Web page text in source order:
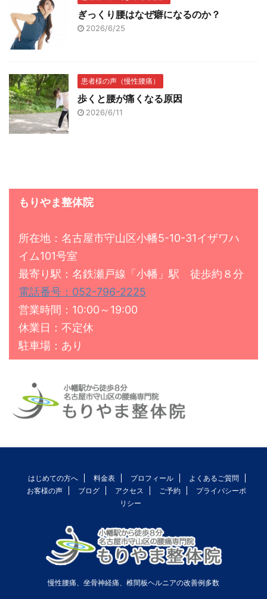
ぎっくり腰はなぜ癖になるのか？
2026/6/25
患者様の声（慢性腰痛）
歩くと腰が痛くなる原因
2026/6/11
もりやま整体院
所在地：名古屋市守山区小幡5-10-31イザワハ
イム101号室
最寄り駅：名鉄瀬戸線「小幡」駅 徒歩約８分
電話番号：052-796-2225
営業時間：10:00～19:00
休業日：不定休
駐車場：あり
はじめての方へ 料金表 プロフィール
よくあるご質問
お客様の声
ブログ アクセス ご予約
プライバシーポ
リシー
慢性腰痛、坐骨神経痛、椎間板ヘルニアの改善例多数